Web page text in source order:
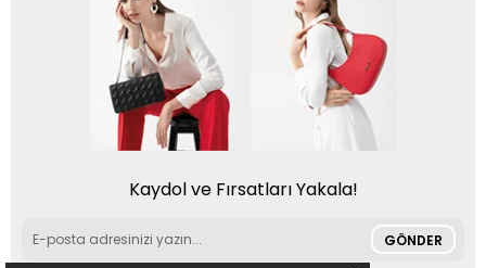
Kaydol ve Fırsatları Yakala!
GÖNDER